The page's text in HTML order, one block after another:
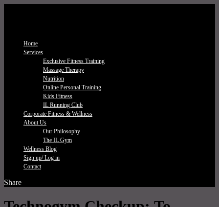
Home
Services
Exclusive Fitness Τraining
Massage Therapy
Nutrition
Online Personal Training
Kids Fitness
IL Running Club
Corporate Fitness & Wellness
About Us
Our Philosophy
The IL Gym
Wellness Blog
Sign up/ Log in
Contact
Share